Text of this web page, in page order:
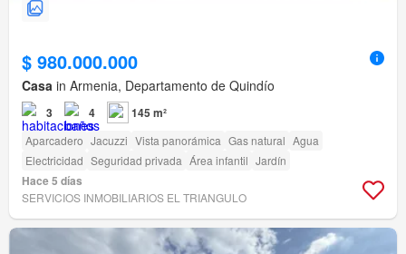
$ 980.000.000
Casa in Armenia, Departamento de Quindío
3 4 145 m²
Aparcadero Jacuzzi Vista panorámica Gas natural Agua
Electricidad Seguridad privada Área infantil Jardín
Hace 5 días
SERVICIOS INMOBILIARIOS EL TRIANGULO